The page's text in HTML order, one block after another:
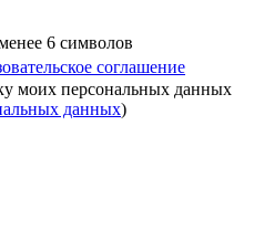
6 символов
соглашение
моих персональных данных
данных)